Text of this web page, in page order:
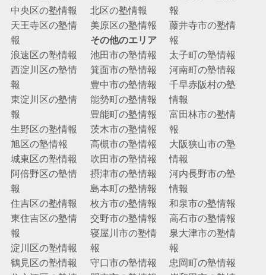
中央区の塾情報
天王寺区の塾情
報
浪速区の塾情報
西淀川区の塾情
報
東淀川区の塾情
報
生野区の塾情報
旭区の塾情報
城東区の塾情報
阿倍野区の塾情
報
住吉区の塾情報
東住吉区の塾情
報
淀川区の塾情報
鶴見区の塾情報
北区の塾情報
美原区の塾情報
その他のエリア
池田市の塾情報
箕面市の塾情報
豊中市の塾情報
能勢町の塾情報
豊能町の塾情報
茨木市の塾情報
高槻市の塾情報
吹田市の塾情報
摂津市の塾情報
島本町の塾情報
枚方市の塾情報
交野市の塾情報
寝屋川市の塾情
報
守口市の塾情報
報
藤井寺市の塾情
報
太子町の塾情報
河南町の塾情報
千早赤阪村の塾
情報
富田林市の塾情
報
大阪狭山市の塾
情報
河内長野市の塾
情報
和泉市の塾情報
高石市の塾情報
泉大津市の塾情
報
忠岡町の塾情報